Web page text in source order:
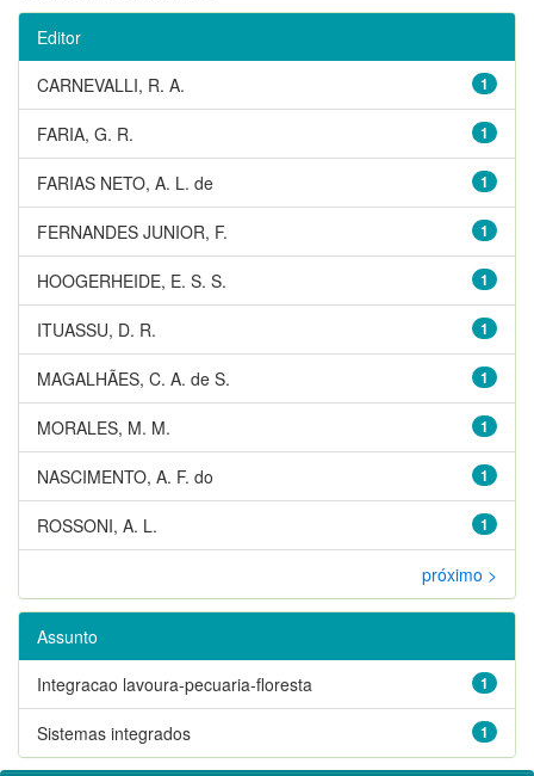
Editor
1
CARNEVALLI, R. A.
1
FARIA, G. R.
1
FARIAS NETO, A. L. de
1
FERNANDES JUNIOR, F.
1
HOOGERHEIDE, E. S. S.
1
ITUASSU, D. R.
1
MAGALHÃES, C. A. de S.
1
MORALES, M. M.
1
NASCIMENTO, A. F. do
1
ROSSONI, A. L.
próximo >
Assunto
1
Integracao lavoura-pecuaria-floresta
1
Sistemas integrados